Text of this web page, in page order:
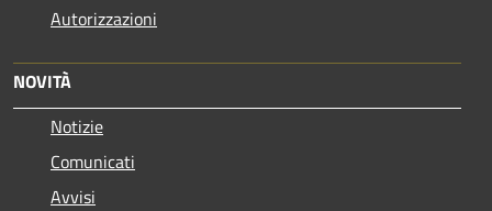
Autorizzazioni
NOVITÀ
Notizie
Comunicati
Avvisi